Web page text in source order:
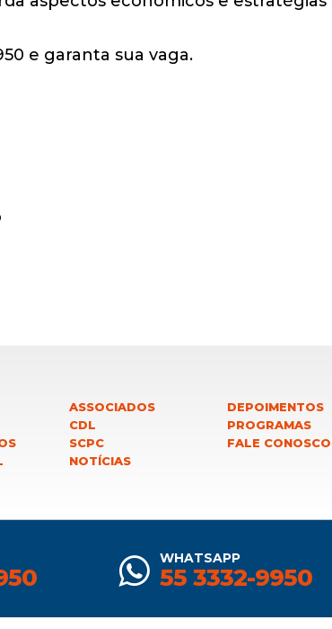
e garanta sua vaga.
ASSOCIADOS
CDL
SCPC
NOTÍCIAS
DEPOIMENTOS
PROGRAMAS
FALE CONOSCO
WHATSAPP
55 3332-9950